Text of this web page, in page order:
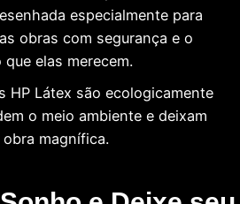
especialmente para
obras com segurança e o
que elas merecem.
HP Látex são ecologicamente
o meio ambiente e deixam
obra magnífica.